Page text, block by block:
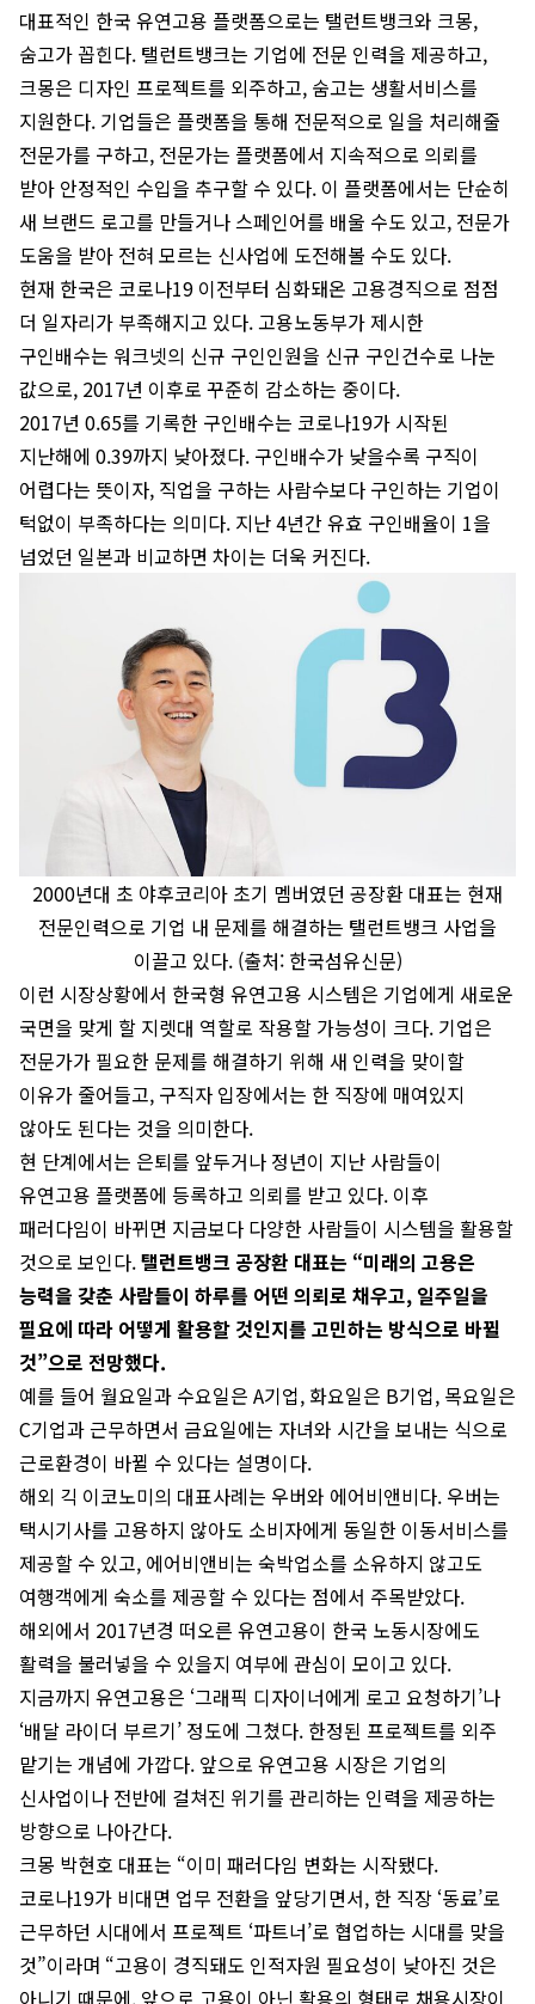
대표적인 한국 유연고용 플랫폼으로는 탤런트뱅크와 크몽,
숨고가 꼽힌다. 탤런트뱅크는 기업에 전문 인력을 제공하고,
크몽은 디자인 프로젝트를 외주하고, 숨고는 생활서비스를
지원한다. 기업들은 플랫폼을 통해 전문적으로 일을 처리해줄
전문가를 구하고, 전문가는 플랫폼에서 지속적으로 의뢰를
받아 안정적인 수입을 추구할 수 있다. 이 플랫폼에서는 단순히
새 브랜드 로고를 만들거나 스페인어를 배울 수도 있고, 전문가
도움을 받아 전혀 모르는 신사업에 도전해볼 수도 있다.
현재 한국은 코로나19 이전부터 심화돼온 고용경직으로 점점
더 일자리가 부족해지고 있다. 고용노동부가 제시한
구인배수는 워크넷의 신규 구인인원을 신규 구인건수로 나눈
값으로, 2017년 이후로 꾸준히 감소하는 중이다.
2017년 0.65를 기록한 구인배수는 코로나19가 시작된
지난해에 0.39까지 낮아졌다. 구인배수가 낮을수록 구직이
어렵다는 뜻이자, 직업을 구하는 사람수보다 구인하는 기업이
턱없이 부족하다는 의미다. 지난 4년간 유효 구인배율이 1을
넘었던 일본과 비교하면 차이는 더욱 커진다.
2000년대 초 야후코리아 초기 멤버였던 공장환 대표는 현재
전문인력으로 기업 내 문제를 해결하는 탤런트뱅크 사업을
이끌고 있다. (출처: 한국섬유신문)
이런 시장상황에서 한국형 유연고용 시스템은 기업에게 새로운
국면을 맞게 할 지렛대 역할로 작용할 가능성이 크다. 기업은
전문가가 필요한 문제를 해결하기 위해 새 인력을 맞이할
이유가 줄어들고, 구직자 입장에서는 한 직장에 매여있지
않아도 된다는 것을 의미한다.
현 단계에서는 은퇴를 앞두거나 정년이 지난 사람들이
유연고용 플랫폼에 등록하고 의뢰를 받고 있다. 이후
패러다임이 바뀌면 지금보다 다양한 사람들이 시스템을 활용할
것으로 보인다.탤런트뱅크 공장환 대표는 “미래의 고용은
능력을 갖춘 사람들이 하루를 어떤 의뢰로 채우고, 일주일을
필요에 따라 어떻게 활용할 것인지를 고민하는 방식으로 바뀔
것”으로 전망했다.
예를 들어 월요일과 수요일은 A기업, 화요일은 B기업, 목요일은
C기업과 근무하면서 금요일에는 자녀와 시간을 보내는 식으로
근로환경이 바뀔 수 있다는 설명이다.
해외 긱 이코노미의 대표사례는 우버와 에어비앤비다. 우버는
택시기사를 고용하지 않아도 소비자에게 동일한 이동서비스를
제공할 수 있고, 에어비앤비는 숙박업소를 소유하지 않고도
여행객에게 숙소를 제공할 수 있다는 점에서 주목받았다.
해외에서 2017년경 떠오른 유연고용이 한국 노동시장에도
활력을 불러넣을 수 있을지 여부에 관심이 모이고 있다.
지금까지 유연고용은 ‘그래픽 디자이너에게 로고 요청하기’나
‘배달 라이더 부르기’ 정도에 그쳤다. 한정된 프로젝트를 외주
맡기는 개념에 가깝다. 앞으로 유연고용 시장은 기업의
신사업이나 전반에 걸쳐진 위기를 관리하는 인력을 제공하는
방향으로 나아간다.
크몽 박현호 대표는 “이미 패러다임 변화는 시작됐다.
코로나19가 비대면 업무 전환을 앞당기면서, 한 직장 ‘동료’로
근무하던 시대에서 프로젝트 ‘파트너’로 협업하는 시대를 맞을
것”이라며 “고용이 경직돼도 인적자원 필요성이 낮아진 것은